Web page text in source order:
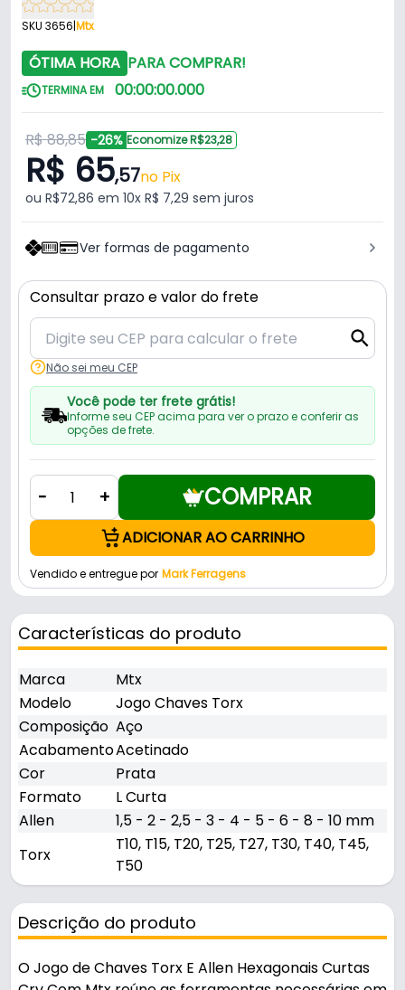
SKU 3656|Mtx
ÓTIMA HORA PARA COMPRAR!
TERMINA EM 00:00:00.000
R$ 88,85 -26% Economize R$23,28
R$ 65,57no Pix
ou R$72,86 em 10x R$ 7,29 sem juros
Ver formas de pagamento
Consultar prazo e valor do frete
Não sei meu CEP
Você pode ter frete grátis!
Informe seu CEP acima para ver o prazo e conferir as
opções de frete.
- + COMPRAR
ADICIONAR AO CARRINHO
Vendido e entregue por Mark Ferragens
Características do produto
Marca
Mtx
Modelo
Jogo Chaves Torx
Composição Aço
AcabamentoAcetinado
Cor
Prata
Formato
L Curta
Allen
1,5 - 2 - 2,5 - 3 - 4 - 5 - 6 - 8 - 10 mm
Torx
T10, T15, T20, T25, T27, T30, T40, T45,
T50
Descrição do produto
O Jogo de Chaves Torx E Allen Hexagonais Curtas